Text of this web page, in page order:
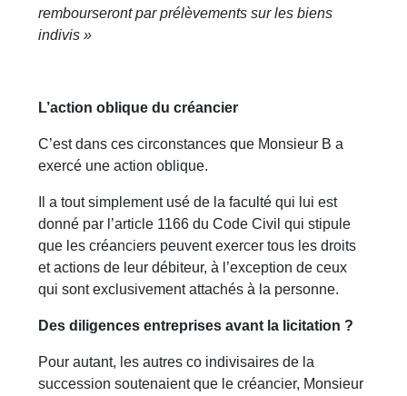
rembourseront par prélèvements sur les biens
indivis »
L’action oblique du créancier
C’est dans ces circonstances que Monsieur B a
exercé une action oblique.
Il a tout simplement usé de la faculté qui lui est
donné par l’article 1166 du Code Civil qui stipule
que les créanciers peuvent exercer tous les droits
et actions de leur débiteur, à l’exception de ceux
qui sont exclusivement attachés à la personne.
Des diligences entreprises avant la licitation ?
Pour autant, les autres co indivisaires de la
succession soutenaient que le créancier, Monsieur